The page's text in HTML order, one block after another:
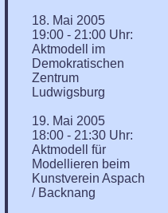
18. Mai 2005
19:00 - 21:00 Uhr:
Aktmodell im
Demokratischen
Zentrum
Ludwigsburg
19. Mai 2005
18:00 - 21:30 Uhr:
Aktmodell für
Modellieren beim
Kunstverein Aspach
/ Backnang